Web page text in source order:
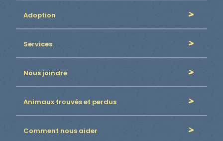
Adoption
Services
Nous joindre
Animaux trouvés et perdus
Comment nous aider